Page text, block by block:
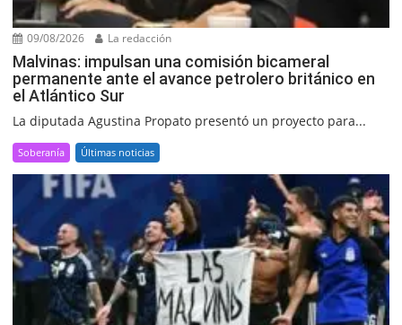
09/08/2026 La redacción
Malvinas: impulsan una comisión bicameral
permanente ante el avance petrolero británico en
el Atlántico Sur
La diputada Agustina Propato presentó un proyecto para...
Soberanía Últimas noticias